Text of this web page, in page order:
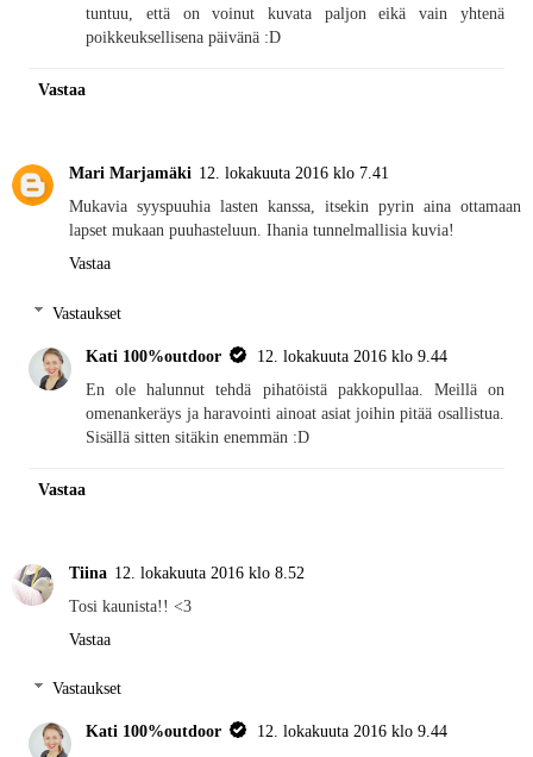
tuntuu, että on voinut kuvata paljon eikä vain yhtenä
poikkeuksellisena päivänä :D
Vastaa
Mari Marjamäki 12. lokakuuta 2016 klo 7.41
Mukavia syyspuuhia lasten kanssa, itsekin pyrin aina ottamaan
lapset mukaan puuhasteluun. Ihania tunnelmallisia kuvia!
Vastaa
Vastaukset
Kati 100%outdoor
12. lokakuuta 2016 klo 9.44
En ole halunnut tehdä pihatöistä pakkopullaa. Meillä on
omenankeräys ja haravointi ainoat asiat joihin pitää osallistua.
Sisällä sitten sitäkin enemmän :D
Vastaa
Tiina 12. lokakuuta 2016 klo 8.52
Tosi kaunista!! <3
Vastaa
Vastaukset
Kati 100%outdoor
12. lokakuuta 2016 klo 9.44